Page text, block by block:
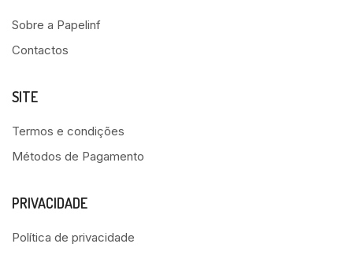
Sobre a Papelinf
Contactos
SITE
Termos e condições
Métodos de Pagamento
PRIVACIDADE
Política de privacidade